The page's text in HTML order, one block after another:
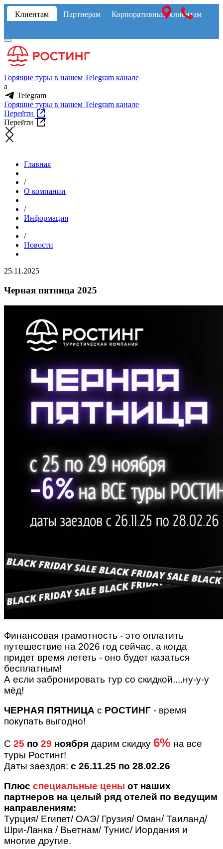
Клиентам Партнерам Корпоративным клиентам
Горящие туры в нашем Telegram канале
a
Telegram
Горящие туры в нашем Telegram канале
Перейти
Перейти
Главная
/
О компании
/
Информация
/
Новости
25.11.2025
Черная пятница 2025
Финансовая грамотность - это оплатить
путешествие на 2026 год сейчас, а когда
придет время лететь - оно будет казаться
бесплатным!
А если забронировать тур со скидкой....ну-у-у
мёд!
ЧЕРНАЯ ПЯТНИЦА с РОСТИНГ - время
покупать выгодно!
С 25 по 29 ноября дарим скидку 6% на все
туры Ростинг!
Даты заездов: с 26.11.25 по 28.02.26
Плюс специальные цены от наших
партнеров на целый ряд отелей по ведущим
направлениям:
Турция/ Египет/ ОАЭ/ Грузия/ Оман/ Таиланд/
Шри-Ланка / Вьетнам/ Тунис/ Иордания и
многие другие.